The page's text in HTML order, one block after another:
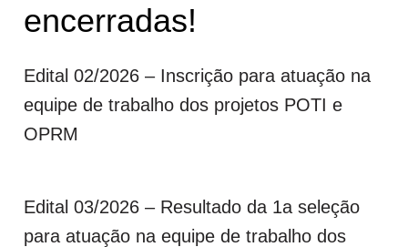
encerradas!
Edital 02/2026 – Inscrição para atuação na
equipe de trabalho dos projetos POTI e
OPRM
Edital 03/2026 – Resultado da 1a seleção
para atuação na equipe de trabalho dos